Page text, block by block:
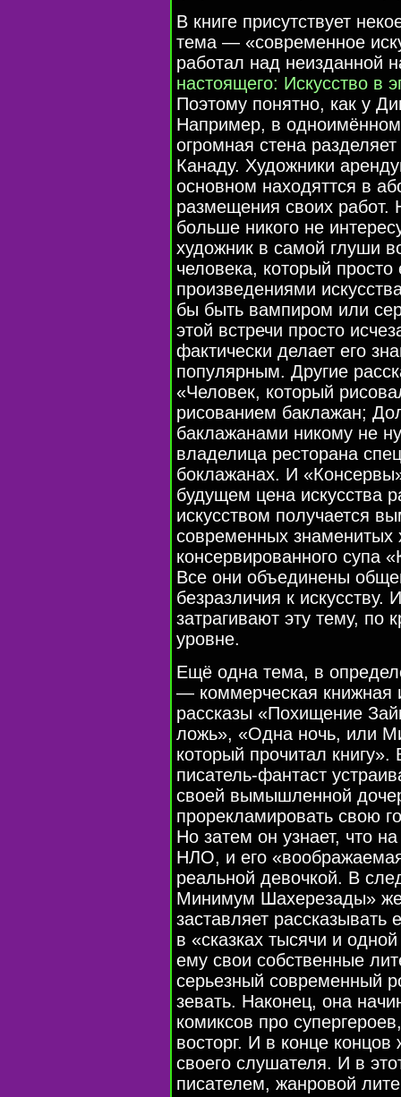
В книге присутствует
тема — «современное
работал над неизданной
настоящего: Искусство в
Поэтому понятно, как у
Например, в
огромная cтена
Канаду. Художники
основном находяттся в
размещения своих работ.
больше никого не
художник в самой глуши
человека, который
произведениями
бы быть вампиром или
этой встречи просто
фактически делает его
популярным. Другие
«Человек, который
рисованием баклажан;
баклажанами никому не
владелица ресторана
боклажанах. И
будущем цена искусства
искусством получается
современных знаменитых
консервированного супа
Все они объединены
безразличия к искусству.
затрагивают эту тему, по
уровне.
Ещё одна тема, в
— коммерческая книжная
рассказы «Похищение
ложь», «Одна ночь, или
который прочитал
писатель-фантаст
своей вымышленной
прорекламировать свою
Но затем он узнает, что
НЛО, и его
реальной девочкой. В
Минимум Шахерезады»
заставляет рассказывать
в «сказках тысячи и
ему свои собственные
серьезный современный
зевать. Наконец, она
комиксов про
восторг. И в конце
своего слушателя. И в
писателем, жанровой